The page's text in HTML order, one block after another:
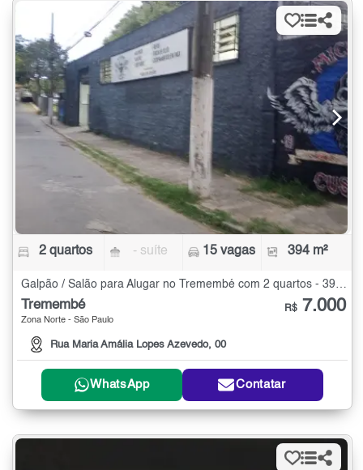
2 quartos - suíte 15 vagas 394 m²
Galpão / Salão para Alugar no Tremembé com 2 quartos - 394 m²
Tremembé
Zona Norte - São Paulo
Rua Maria Amália Lopes Azevedo, 00
R$ 7.000
WhatsApp Contatar